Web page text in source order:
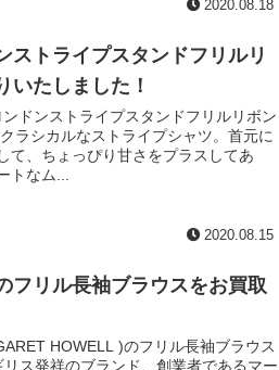
2020.08.18
ストライプスタンドフリルリ
いたしました！
ドンストライプスタンドフリルリボン
ラシカルなストライプシャツ。首元に
て、ちょっぴり甘さをプラスしてあ
トなム...
2020.08.15
フリル長袖ブラウスをお買取
HOWELL )のフリル長袖ブラウス
ス発祥のブランド、創業者であるマー